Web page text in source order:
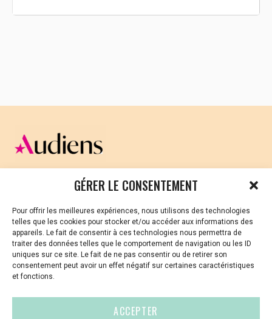
GÉRER LE CONSENTEMENT
Pour offrir les meilleures expériences, nous utilisons des technologies
telles que les cookies pour stocker et/ou accéder aux informations des
appareils. Le fait de consentir à ces technologies nous permettra de
traiter des données telles que le comportement de navigation ou les ID
uniques sur ce site. Le fait de ne pas consentir ou de retirer son
consentement peut avoir un effet négatif sur certaines caractéristiques
et fonctions.
ACCEPTER
BANDE-ANNONCE
Laurie-Anne Coursonproduit par
Documentaire – 52′ – 2024
Une coproductionTita B Productionset France
Télévisons
Avec la participation des chaînes locales de
partenariat avec le CNCet la Procirep-Angoa
CELLULE D’ÉCOUTE ET DE SOUTIEN PSYCHOLOGIQUE ET
Vous avez été témoin ou vous êtes victime de VSS ? Ou
vous êtes référent·es harcèlement en besoin de soutien
ou d’informations ?
01 87 20 30 90
violences-sexuelles-culture@audiens.org